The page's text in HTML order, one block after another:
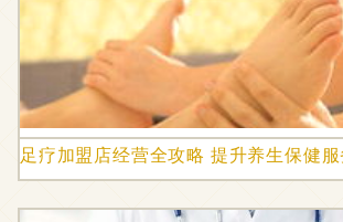
足疗加盟店经营全攻略 提升养生保健